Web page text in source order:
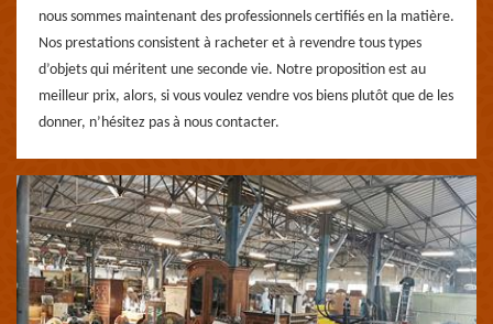
nous sommes maintenant des professionnels certifiés en la matière.
Nos prestations consistent à racheter et à revendre tous types
d’objets qui méritent une seconde vie. Notre proposition est au
meilleur prix, alors, si vous voulez vendre vos biens plutôt que de les
donner, n’hésitez pas à nous contacter.